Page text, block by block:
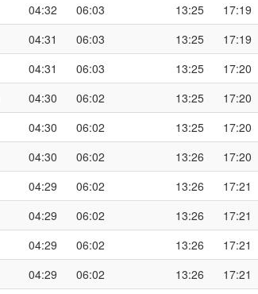
04:32 06:03 13:25 17:19
04:31 06:03 13:25 17:19
04:31 06:03 13:25 17:20
04:30 06:02 13:25 17:20
04:30 06:02 13:25 17:20
04:30 06:02 13:26 17:20
04:29 06:02 13:26 17:21
04:29 06:02 13:26 17:21
04:29 06:02 13:26 17:21
04:29 06:02 13:26 17:21